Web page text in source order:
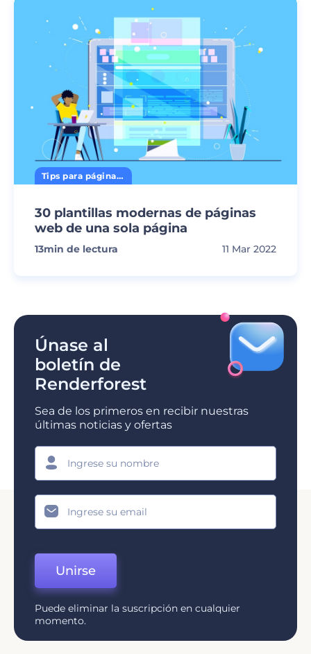
Tips para página web
30 plantillas modernas de páginas
web de una sola página
13min de lectura 11 Mar 2022
Únase al
boletín de
Renderforest
Sea de los primeros en recibir nuestras
últimas noticias y ofertas
Unirse
Puede eliminar la suscripción en cualquier
momento.